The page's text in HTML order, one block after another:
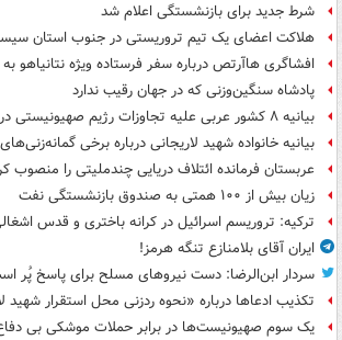
شرط جدید برای بازنشستگی اعلام شد
هلاکت اعضای یک تیم تروریستی در جنوب استان
افشاگری هاآرتص درباره سفر فرستاده ویژه نتانیاهو به
پادشاه سنگین‌وزنی که در جهان رقیب ندارد
بیانیه ۸ کشور عربی علیه تجاوزات رژیم صهیونیستی در غزه
بیانیه خانواده شهید لاریجانی درباره برخی
عربستان فرمانده ائتلاف دریایی چندملیتی را منصوب
زیان بیش از ۱۰۰ همتی به صندوق‌ بازنشستگی نفت
ترکیه: تروریسم اسرائیل در کرانه باختری و قدس
ایران آقای بلامنازع تنگه هرمز!
سردار ابن‌الرضا: دست نیروهای مسلح برای پاسخ پُر
تکذیب ادعاها درباره «نحوه ردزنی محل استقرار شهید
یک‌ سوم صهیونیست‌ها در برابر حملات موشکی بی